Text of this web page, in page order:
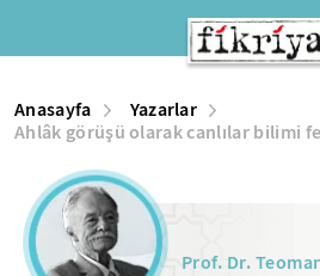
Anasayfa
Yazarlar
Ahlâk görüşü olarak canlılar bilimi
Prof. Dr.